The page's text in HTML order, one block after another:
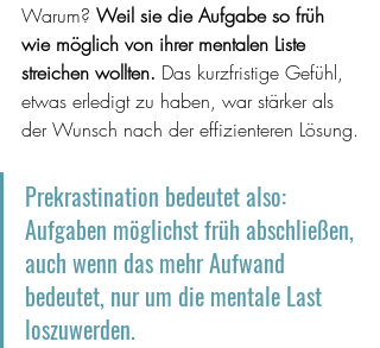
Warum? Weil sie die Aufgabe so früh
wie möglich von ihrer mentalen Liste
streichen wollten. Das kurzfristige Gefühl,
etwas erledigt zu haben, war stärker als
der Wunsch nach der effizienteren Lösung.
Prekrastination bedeutet also:
Aufgaben möglichst früh abschließen,
auch wenn das mehr Aufwand
bedeutet, nur um die mentale Last
loszuwerden.